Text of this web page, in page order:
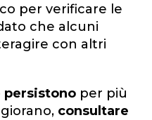
per verificare le
che alcuni
con altri
persistono per più
consultare